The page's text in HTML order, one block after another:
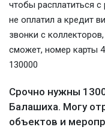
чтобы расплатиться с
не оплатил а кредит
звонки с
сможет, номер карты
130000
Срочно нужны
Балашиха. Могу
объектов и